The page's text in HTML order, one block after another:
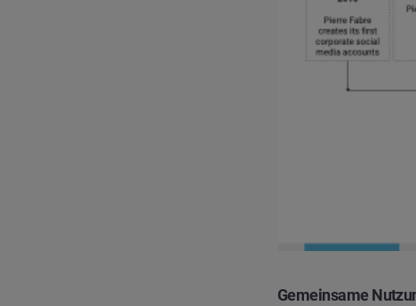
Gemeinsame